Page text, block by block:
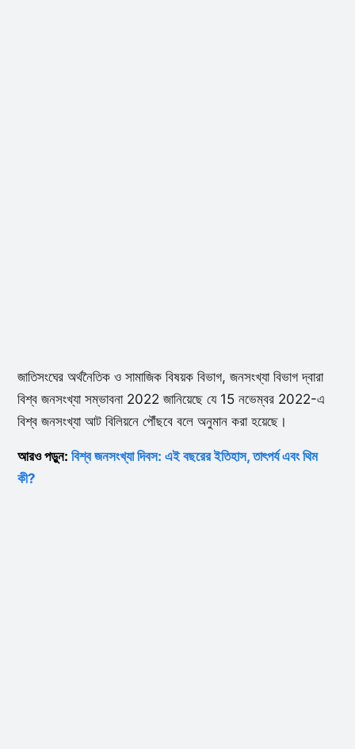
জাতিসংঘের অর্থনৈতিক ও সামাজিক বিষয়ক বিভাগ, জনসংখ্যা বিভাগ দ্বারা
বিশ্ব জনসংখ্যা সম্ভাবনা 2022 জানিয়েছে যে 15 নভেম্বর 2022-এ
বিশ্ব জনসংখ্যা আট বিলিয়নে পৌঁছবে বলে অনুমান করা হয়েছে।
আরও পড়ুন: বিশ্ব জনসংখ্যা দিবস: এই বছরের ইতিহাস, তাৎপর্য এবং থিম
কী?